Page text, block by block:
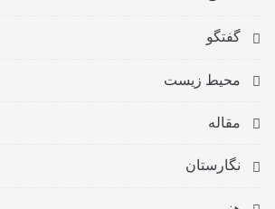
گفتگو
محیط زیست
مقاله
نگارستان